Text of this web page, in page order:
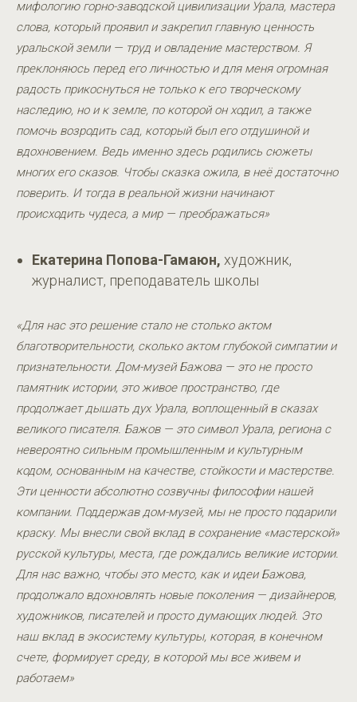
мифологию горно-заводской цивилизации Урала, мастера
слова, который проявил и закрепил главную ценность
уральской земли — труд и овладение мастерством. Я
преклоняюсь перед его личностью и для меня огромная
радость прикоснуться не только к его творческому
наследию, но и к земле, по которой он ходил, а также
помочь возродить сад, который был его отдушиной и
вдохновением. Ведь именно здесь родились сюжеты
многих его сказов. Чтобы сказка ожила, в неё достаточно
поверить. И тогда в реальной жизни начинают
происходить чудеса, а мир — преображаться»
Екатерина Попова-Гамаюн, художник,
журналист, преподаватель школы
«Для нас это решение стало не столько актом
благотворительности, сколько актом глубокой симпатии и
признательности. Дом-музей Бажова — это не просто
памятник истории, это живое пространство, где
продолжает дышать дух Урала, воплощенный в сказах
великого писателя. Бажов — это символ Урала, региона с
невероятно сильным промышленным и культурным
кодом, основанным на качестве, стойкости и мастерстве.
Эти ценности абсолютно созвучны философии нашей
компании. Поддержав дом-музей, мы не просто подарили
краску. Мы внесли свой вклад в сохранение «мастерской»
русской культуры, места, где рождались великие истории.
Для нас важно, чтобы это место, как и идеи Бажова,
продолжало вдохновлять новые поколения — дизайнеров,
художников, писателей и просто думающих людей. Это
наш вклад в экосистему культуры, которая, в конечном
счете, формирует среду, в которой мы все живем и
работаем»